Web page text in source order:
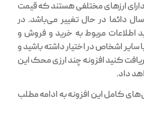
ارزهای مختلفی هستند که قیمت
دائما در حال تغییر می‌باشد. در
اطلاعات مربوط به خرید و فروش و
سایر اشخاص در اختیار داشته باشید و
کنید افزونه چند ارزی محک این
داد.
کامل این افزونه به ادامه مطلب